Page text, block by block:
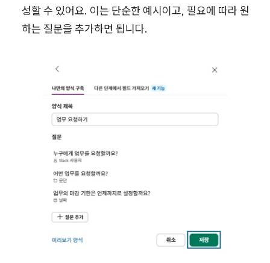
성할 수 있어요. 이는 단순한 예시이고, 필요에 따라 원
하는 질문을 추가하면 됩니다.